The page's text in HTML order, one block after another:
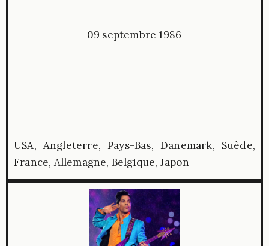
09 septembre 1986
USA, Angleterre, Pays-Bas, Danemark, Suède,
France, Allemagne, Belgique, Japon